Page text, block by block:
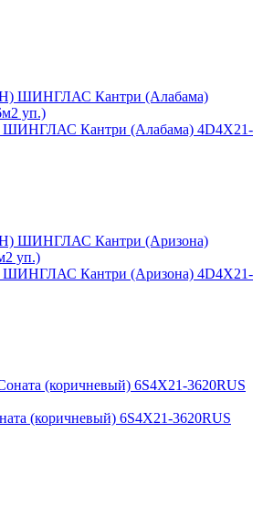
ШИНГЛАС Кантри (Алабама) 4D4X21-
ШИНГЛАС Кантри (Аризона) 4D4X21-
(коричневый) 6S4X21-3620RUS